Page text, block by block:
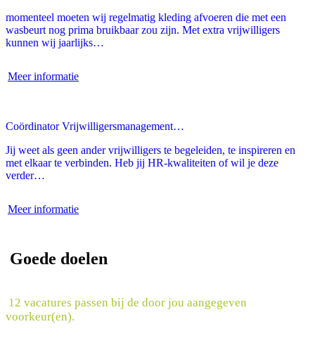
momenteel moeten wij regelmatig kleding afvoeren die met een
wasbeurt nog prima bruikbaar zou zijn. Met extra vrijwilligers
kunnen wij jaarlijks…
Meer informatie
Coördinator Vrijwilligersmanagement…
Jij weet als geen ander vrijwilligers te begeleiden, te inspireren en
met elkaar te verbinden. Heb jij HR-kwaliteiten of wil je deze
verder…
Meer informatie
Goede doelen
12 vacatures passen bij de door jou aangegeven
voorkeur(en).